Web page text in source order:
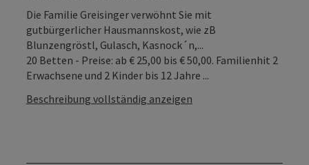
Die Familie Greisinger verwöhnt Sie mit
gutbürgerlicher Hausmannskost, wie zB
Blunzengröstl, Gulasch, Kasnock´n,...
20 Betten - Preise: ab € 25,00 bis € 50,00. Familienhit 2
Erwachsene und 2 Kinder bis 12 Jahre ...
Beschreibung vollständig anzeigen